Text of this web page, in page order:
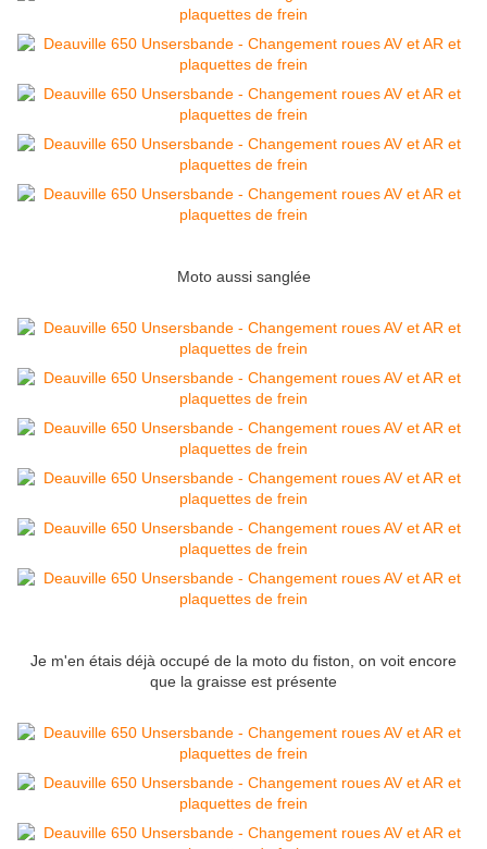
Moto aussi sanglée
Je m'en étais déjà occupé de la moto du fiston, on voit encore
que la graisse est présente